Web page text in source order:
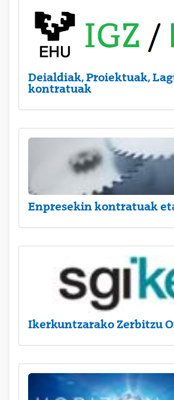
Deialdiak, Proiektuak,
kontratuak
Enpresekin kontratuak
Ikerkuntzarako Zerbitzu